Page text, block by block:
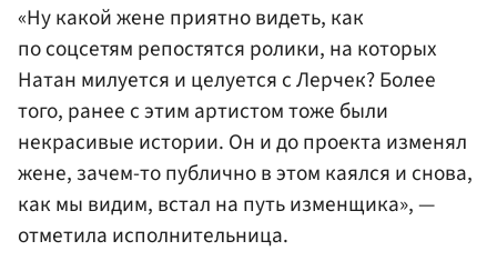
«Ну какой жене приятно видеть, как
по соцсетям репостятся ролики, на которых
Натан милуется и целуется с Лерчек? Более
того, ранее с этим артистом тоже были
некрасивые истории. Он и до проекта изменял
жене, зачем-то публично в этом каялся и снова,
как мы видим, встал на путь изменщика», —
отметила исполнительница.